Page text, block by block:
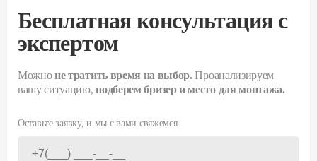
Бесплатная консультация с
экспертом
Можноне тратить время на выбор.Проанализируем
вашу ситуацию,подберем бризер и место для монтажа.
Оставьте заявку, и мы с вами свяжемся.